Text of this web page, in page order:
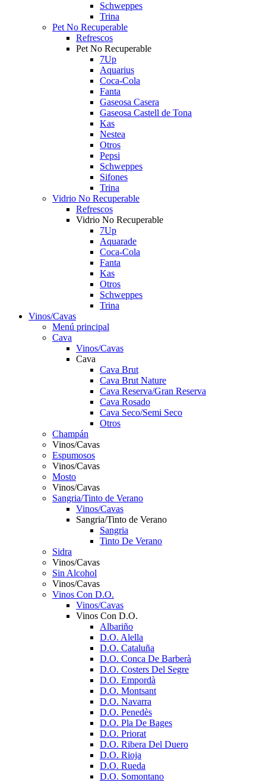
Schweppes
Trina
Pet No Recuperable
Refrescos
Pet No Recuperable
7Up
Aquarius
Coca-Cola
Fanta
Gaseosa Casera
Gaseosa Castell de Tona
Kas
Nestea
Otros
Pepsi
Schweppes
Sifones
Trina
Vidrio No Recuperable
Refrescos
Vidrio No Recuperable
7Up
Aquarade
Coca-Cola
Fanta
Kas
Otros
Schweppes
Trina
Vinos/Cavas
Menú principal
Cava
Vinos/Cavas
Cava
Cava Brut
Cava Brut Nature
Cava Reserva/Gran Reserva
Cava Rosado
Cava Seco/Semi Seco
Otros
Champán
Vinos/Cavas
Espumosos
Vinos/Cavas
Mosto
Vinos/Cavas
Sangria/Tinto de Verano
Vinos/Cavas
Sangria/Tinto de Verano
Sangria
Tinto De Verano
Sidra
Vinos/Cavas
Sin Alcohol
Vinos/Cavas
Vinos Con D.O.
Vinos/Cavas
Vinos Con D.O.
Albariño
D.O. Alella
D.O. Cataluña
D.O. Conca De Barberà
D.O. Costers Del Segre
D.O. Empordà
D.O. Montsant
D.O. Navarra
D.O. Penedès
D.O. Pla De Bages
D.O. Priorat
D.O. Ribera Del Duero
D.O. Rioja
D.O. Rueda
D.O. Somontano